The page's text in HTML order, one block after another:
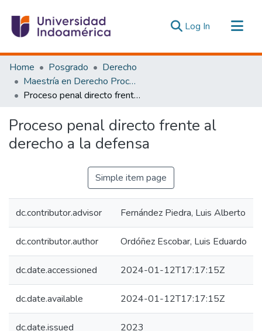
Log In (current)
Communities & Collections
All of DSpace
Statistics
Home Posgrado
Derecho
Maestría en Derecho Procesal y Litigación Oral
Proceso penal directo frente al derecho a la defensa
Proceso penal directo frente al
derecho a la defensa
Simple item page
dc.contributor.advisor Fernández Piedra, Luis Alberto
dc.contributor.author Ordóñez Escobar, Luis Eduardo
dc.date.accessioned 2024-01-12T17:17:15Z
dc.date.available 2024-01-12T17:17:15Z
dc.date.issued 2023